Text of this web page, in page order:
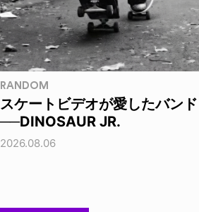
RANDOM
スケートビデオが愛したバンド
──DINOSAUR JR.
2026.08.06